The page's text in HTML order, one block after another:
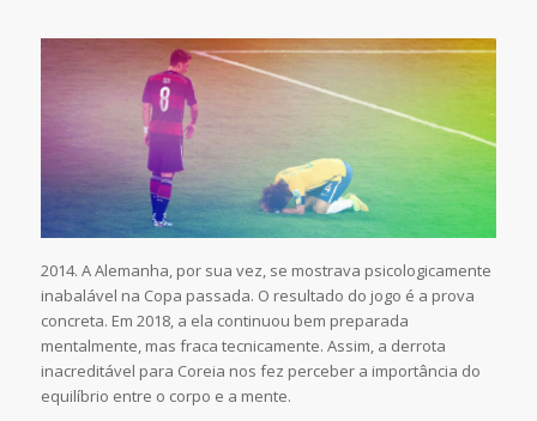
2014. A Alemanha, por sua vez, se mostrava psicologicamente
inabalável na Copa passada. O resultado do jogo é a prova
concreta. Em 2018, a ela continuou bem preparada
mentalmente, mas fraca tecnicamente. Assim, a derrota
inacreditável para Coreia nos fez perceber a importância do
equilíbrio entre o corpo e a mente.